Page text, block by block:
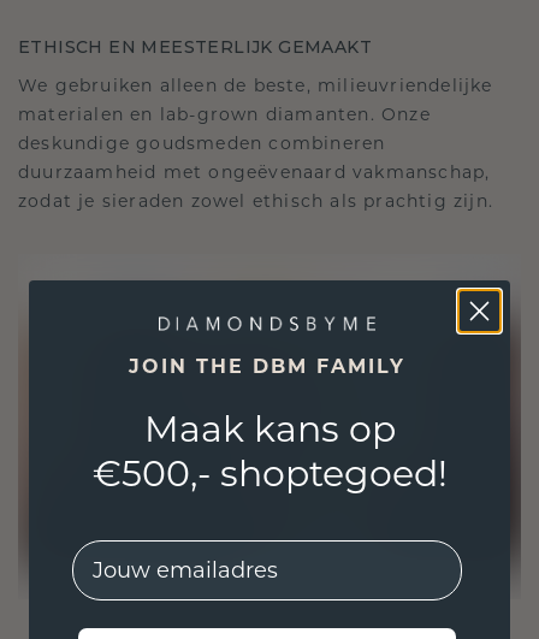
ETHISCH EN MEESTERLIJK GEMAAKT
We gebruiken alleen de beste, milieuvriendelijke
materialen en lab-grown diamanten. Onze
deskundige goudsmeden combineren
duurzaamheid met ongeëvenaard vakmanschap,
zodat je sieraden zowel ethisch als prachtig zijn.
JOIN THE DBM FAMILY
Maak kans op
€500,- shoptegoed!
EMail